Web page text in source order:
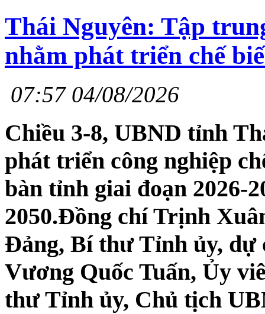
Thái Nguyên: Tập
nhằm phát triển chế
07:57 04/08/2026
Chiều 3-8, UBND tỉnh
phát triển công nghiệp
bàn tỉnh giai đoạn 2026-
2050.Đồng chí Trịnh
Đảng, Bí thư Tỉnh ủy, dự
Vương Quốc Tuấn, Ủy
thư Tỉnh ủy, Chủ tịch